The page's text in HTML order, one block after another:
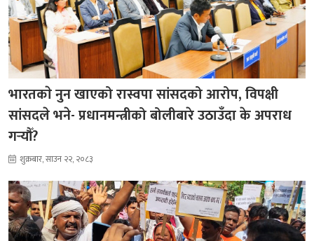
भारतकाे नुन खाएको रास्वपा सांसदको आरोप, विपक्षी
सांसदले भने- प्रधानमन्त्रीको बोलीबारे उठाउँदा के अपराध
गर्‍यौँ?
शुक्रबार, साउन २२, २०८३